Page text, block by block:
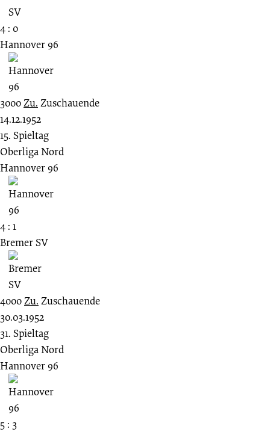
4 : 0
Hannover 96
3000Zu. Zuschauende
14.12.1952
15. Spieltag
Oberliga Nord
Hannover 96
4 : 1
Bremer SV
4000Zu. Zuschauende
30.03.1952
31. Spieltag
Oberliga Nord
Hannover 96
5 : 3